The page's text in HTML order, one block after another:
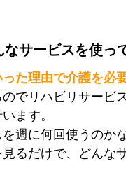
サービスを使っ
った理由で介護を必
でリハビリサービ
ます。
週に何回使うのか
るだけで、どんな